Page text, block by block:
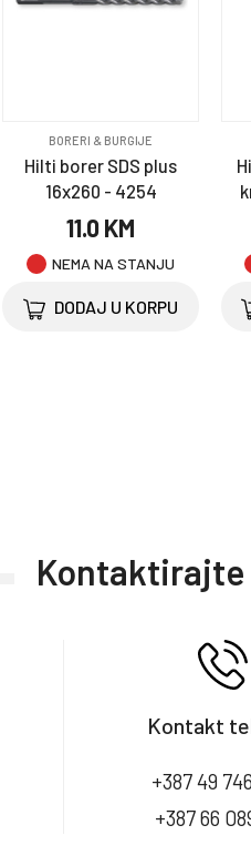
BORERI & BURGIJE
Hilti borer SDS plus
16x260 - 4254
11.0 KM
NEMA NA STANJU
DODAJ U KORPU
Kontaktirajte
Kontakt
+387 49
+387 66